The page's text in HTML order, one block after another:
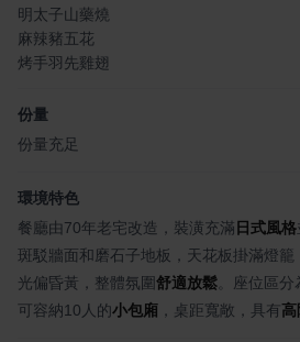
明太子山藥燒
麻辣豬五花
烤手羽先雞翅
份量
份量充足
環境特色
餐廳由70年老宅改造，裝潢充滿 日式風格
斑駁牆面和磨石子地板，天花板掛滿燈籠
光偏昏黃，整體氛圍舒適放鬆 。座位區
可容納10人的小包廂 ，桌距寬敞，具有高